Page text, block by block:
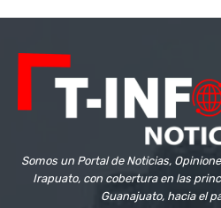
Somos un Portal de Noticias,
Irapuato, con cobertura en las
Guanajuato, hacia el